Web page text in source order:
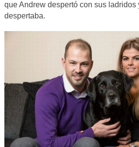
que Andrew despertó con sus
despertaba.